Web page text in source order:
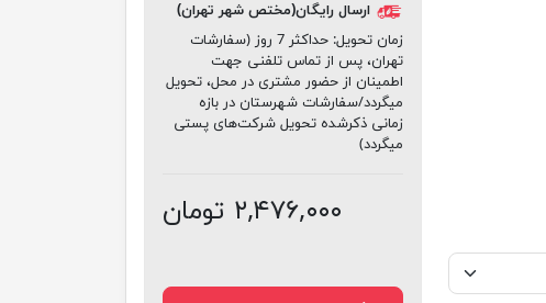
ارسال رایگان(مختص شهر تهران)
زمان تحویل:
حداکثر 7 روز (سفارشات
تهران، پس از تماس تلفنی جهت
اطمینان از حضور مشتری در محل، تحویل
میگردد/سفارشات شهرستان در بازه
زمانی ذکرشده تحویل شرکت‌های پستی
میگردد)
۲,۴۷۶,۰۰۰ تومان